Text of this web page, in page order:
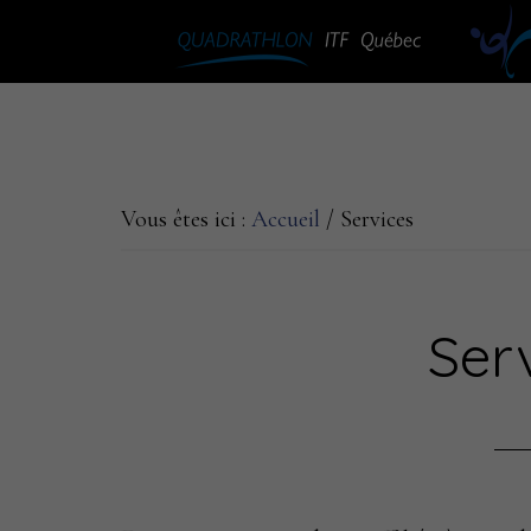
Vous êtes ici : Accueil / Services